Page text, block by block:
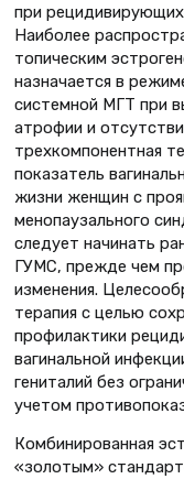
при
Наиболее
топическим
назначается в
системной МГТ при
атрофии и
трехкомпонентная
показатель
жизни женщин с
менопаузального
следует начинать
ГУМС, прежде чем
изменения.
терапия с целью
профилактики
вагинальной
гениталий без
учетом
Комбинированная
«золотым»